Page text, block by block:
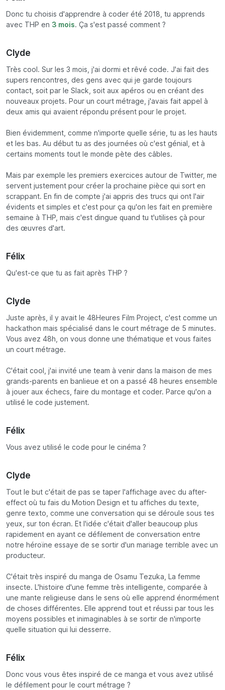
Donc tu choisis d'apprendre à coder été 2018, tu apprends
avec THP en 3 mois. Ça s'est passé comment ?
Clyde
Très cool. Sur les 3 mois, j'ai dormi et rêvé code. J'ai fait des
supers rencontres, des gens avec qui je garde toujours
contact, soit par le Slack, soit aux apéros ou en créant des
nouveaux projets. Pour un court métrage, j'avais fait appel à
deux amis qui avaient répondu présent pour le projet.
Bien évidemment, comme n'importe quelle série, tu as les hauts
et les bas. Au début tu as des journées où c'est génial, et à
certains moments tout le monde pète des câbles.
Mais par exemple les premiers exercices autour de Twitter, me
servent justement pour créer la prochaine pièce qui sort en
scrappant. En fin de compte j'ai appris des trucs qui ont l'air
évidents et simples et c'est pour ça qu'on les fait en première
semaine à THP, mais c'est dingue quand tu t'utilises çà pour
des œuvres d'art.
Félix
Qu'est-ce que tu as fait après THP ?
Clyde
Juste après, il y avait le 48Heures Film Project, c'est comme un
hackathon mais spécialisé dans le court métrage de 5 minutes.
Vous avez 48h, on vous donne une thématique et vous faites
un court métrage.
C'était cool, j'ai invité une team à venir dans la maison de mes
grands-parents en banlieue et on a passé 48 heures ensemble
à jouer aux échecs, faire du montage et coder. Parce qu'on a
utilisé le code justement.
Félix
Vous avez utilisé le code pour le cinéma ?
Clyde
Tout le but c'était de pas se taper l'affichage avec du after-
effect où tu fais du Motion Design et tu affiches du texte,
genre texto, comme une conversation qui se déroule sous tes
yeux, sur ton écran. Et l'idée c'était d'aller beaucoup plus
rapidement en ayant ce défilement de conversation entre
notre héroïne essaye de se sortir d'un mariage terrible avec un
producteur.
C'était très inspiré du manga de Osamu Tezuka, La femme
insecte. L'histoire d'une femme très intelligente, comparée à
une mante religieuse dans le sens où elle apprend énormément
de choses différentes. Elle apprend tout et réussi par tous les
moyens possibles et inimaginables à se sortir de n'importe
quelle situation qui lui desserre.
Félix
Donc vous vous êtes inspiré de ce manga et vous avez utilisé
le défilement pour le court métrage ?